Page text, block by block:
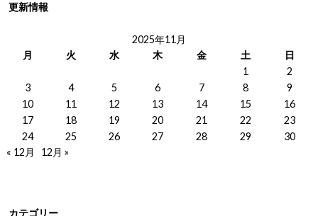
更新情報
2025年11月
月
火 水 木 金 土
日
1
2
3
4 5 6 7 8
9
10
11 12 13 14 15
16
17
18 19 20 21 22
23
24
25 26 27 28 29
30
« 12月
12月 »
カテゴリー